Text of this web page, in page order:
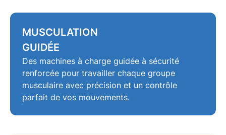
MUSCULATION
GUIDÉE
Des machines à charge guidée à sécurité
renforcée pour travailler chaque groupe
musculaire avec précision et un contrôle
parfait de vos mouvements.